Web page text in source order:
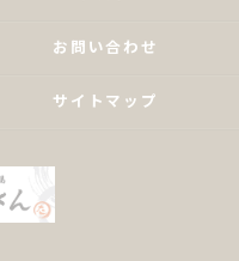
お問い合わせ
サイトマップ